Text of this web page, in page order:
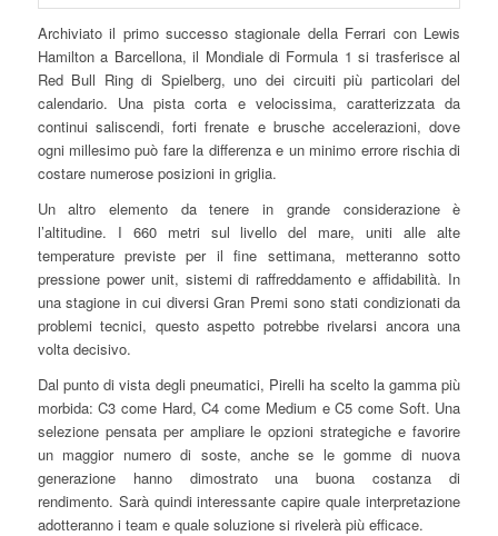
Archiviato il primo successo stagionale della Ferrari con Lewis
Hamilton a Barcellona, il Mondiale di Formula 1 si trasferisce al
Red Bull Ring di Spielberg, uno dei circuiti più particolari del
calendario. Una pista corta e velocissima, caratterizzata da
continui saliscendi, forti frenate e brusche accelerazioni, dove
ogni millesimo può fare la differenza e un minimo errore rischia di
costare numerose posizioni in griglia.
Un altro elemento da tenere in grande considerazione è
l’altitudine. I 660 metri sul livello del mare, uniti alle alte
temperature previste per il fine settimana, metteranno sotto
pressione power unit, sistemi di raffreddamento e affidabilità. In
una stagione in cui diversi Gran Premi sono stati condizionati da
problemi tecnici, questo aspetto potrebbe rivelarsi ancora una
volta decisivo.
Dal punto di vista degli pneumatici, Pirelli ha scelto la gamma più
morbida: C3 come Hard, C4 come Medium e C5 come Soft. Una
selezione pensata per ampliare le opzioni strategiche e favorire
un maggior numero di soste, anche se le gomme di nuova
generazione hanno dimostrato una buona costanza di
rendimento. Sarà quindi interessante capire quale interpretazione
adotteranno i team e quale soluzione si rivelerà più efficace.